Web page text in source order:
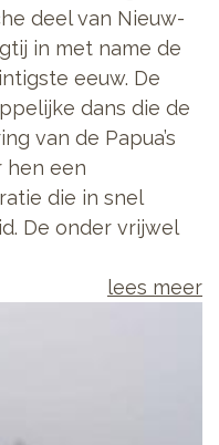
deel van Nieuw-
in met name de
eeuw. De
dans die de
van de Papua’s
hen een
die in snel
De onder vrijwel
lees meer